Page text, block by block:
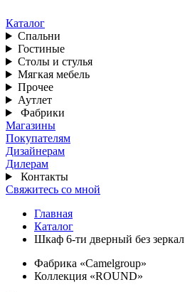
Каталог
Спальни
Гостиные
Столы и стулья
Мягкая мебель
Прочее
Аутлет
Фабрики
Магазины
Покупателям
Дизайнерам
Дилерам
Контакты
Свяжитесь со мной
Главная
Каталог
Шкаф 6-ти дверный без зеркал
Фабрика «Camelgroup»
Коллекция «ROUND»